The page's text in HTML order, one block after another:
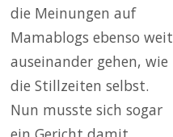
die Meinungen auf
Mamablogs ebenso weit
auseinander gehen, wie
die Stillzeiten selbst.
Nun musste sich sogar